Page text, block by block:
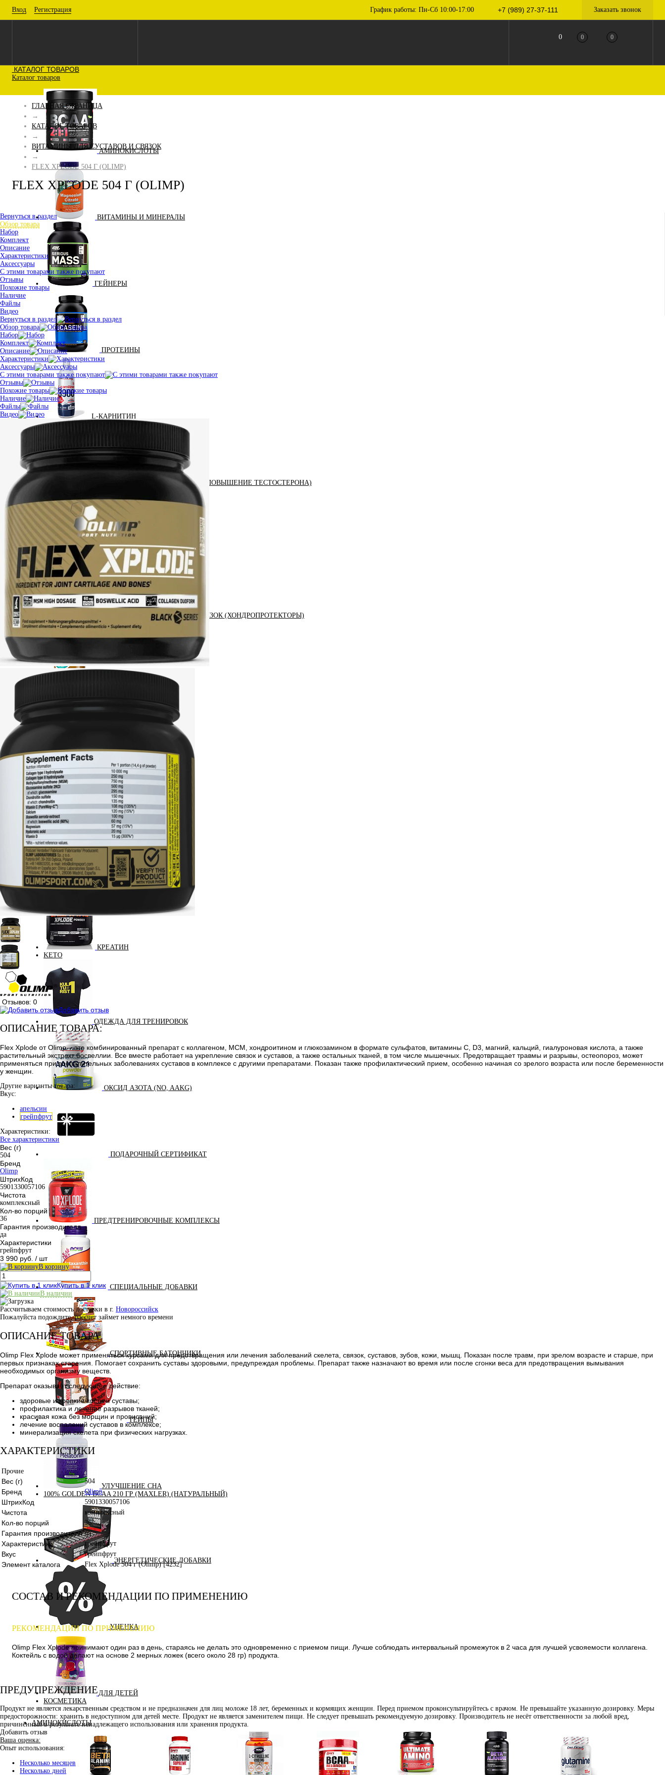
Вход Регистрация График работы: Пн-Сб 10:00-17:00 +7 (989) 27-37-111 Заказать звонок
0 0 0
КАТАЛОГ ТОВАРОВ
Каталог товаров
АМИНОКИСЛОТЫ
ВИТАМИНЫ И МИНЕРАЛЫ
ГЕЙНЕРЫ
ПРОТЕИНЫ
L-КАРНИТИН
АНАБОЛИЧЕСКИЕ КОМПЛЕКСЫ(ПОВЫШЕНИЕ ТЕСТОСТЕРОНА)
АКСЕССУАРЫ
ДОБАВКИ ДЛЯ СУСТАВОВ И СВЯЗОК (ХОНДРОПРОТЕКТОРЫ)
ДИЕТИЧЕСКОЕ ПИТАНИЕ
ЖИРОСЖИГАТЕЛИ
ЗМА (ZMA)
ЗДОРОВЬЕ И ДОЛГОЛЕТИЕ
КРЕАТИН
KETO
ОДЕЖДА ДЛЯ ТРЕНИРОВОК
ОКСИД АЗОТА (NO, AAKG)
ПОДАРОЧНЫЙ СЕРТИФИКАТ
ПРЕДТРЕНИРОВОЧНЫЕ КОМПЛЕКСЫ
СПЕЦИАЛЬНЫЕ ДОБАВКИ
СПОРТИВНЫЕ БАТОНЧИКИ
ТЕЙПЫ
УЛУЧШЕНИЕ СНА
100% GOLDEN BCAA 210 ГР (MAXLER) (НАТУРАЛЬНЫЙ)
ЭНЕРГЕТИЧЕСКИЕ ДОБАВКИ
УЦЕНКА
ДЛЯ ДЕТЕЙ
КОСМЕТИКА
АМИНОКИСЛОТЫ
ГЛАВНАЯ СТРАНИЦА
→
КАТАЛОГ ТОВАРОВ
→
ВИТАМИНЫ ДЛЯ СУСТАВОВ И СВЯЗОК
→
FLEX XPLODE 504 Г (OLIMP)
FLEX XPLODE 504 Г (OLIMP)
Вернуться в раздел
Обзор товара
Набор
Комплект
Описание
Характеристики
Аксессуары
С этими товарами также покупают
Отзывы
Похожие товары
Наличие
Файлы
Видео
Вернуться в раздел
Обзор товара
Набор
Комплект
Описание
Характеристики
Аксессуары
С этими товарами также покупают
Отзывы
Похожие товары
Наличие
Файлы
Видео
Отзывов: 0
Добавить отзыв
ОПИСАНИЕ ТОВАРА:
Flex Xplode от Olimp – это комбинированный препарат с коллагеном, МСМ, хондроитином и глюкозамином в формате сульфатов, витамины С, D3, магний, кальций, гиалуроновая кислота, а также
растительный экстракт босвеллии. Все вместе работает на укрепление связок и суставов, а также остальных тканей, в том числе мышечных. Предотвращает травмы и разрывы, остеопороз, может
применяться при воспалительных заболеваниях суставов в комплексе с другими препаратами. Показан также профилактический прием, особенно начиная со зрелого возраста или после беременности
у женщин.
Другие варианты товара:
Вкус:
апельсин
грейпфрут
Характеристики:
Все характеристики
Вес (г)
504
Бренд
Olimp
ШтрихКод
5901330057106
Чистота
комплексный
Кол-во порций
36
Гарантия производителя
да
Характеристики
грейпфрут
3 990 руб. / шт
В корзину
Купить в 1 клик
В наличии
Рассчитываем стоимость доставки в г. Новороссийск
Пожалуйста подождите, рассчет займет немного времени
ОПИСАНИЕ ТОВАРА
Olimp Flex Xplode может применяться курсами для предотвращения или лечения заболеваний скелета, связок, суставов, зубов, кожи, мышц. Показан после травм, при зрелом возрасте и старше, при
первых признаках старения. Помогает сохранить суставы здоровыми, предупреждая проблемы. Препарат также назначают во время или после сгонки веса для предотвращения вымывания
необходимых организму веществ.
Препарат оказывает следующее действие:
здоровые и крепкие кости и суставы;
профилактика и лечение разрывов тканей;
красивая кожа без морщин и провисаний;
лечение воспалений суставов в комплексе;
минерализация скелета при физических нагрузках.
ХАРАКТЕРИСТИКИ
Прочие
Вес (г) 504
Бренд Olimp
ШтрихКод 5901330057106
Чистота комплексный
Кол-во порций 36
Гарантия производителя да
Характеристики грейпфрут
Вкус грейпфрут
Элемент каталога Flex Xplode 504 г (Olimp) [4232]
СОСТАВ И РЕКОМЕНДАЦИИ ПО ПРИМЕНЕНИЮ
РЕКОМЕНДАЦИИ ПО ПРИМЕНЕНИЮ
Olimp Flex Xplode принимают один раз в день, стараясь не делать это одновременно с приемом пищи. Лучше соблюдать интервальный промежуток в 2 часа для лучшей усвояемости коллагена.
Коктейль с водой делают на основе 2 мерных ложек (всего около 28 гр) продукта.
ПРЕДУПРЕЖДЕНИЕ
Продукт не является лекарственным средством и не предназначен для лиц моложе 18 лет, беременных и кормящих женщин. Перед приемом проконсультируйтесь с врачом. Не превышайте указанную дозировку. Меры
предосторожности: хранить в недоступном для детей месте. Продукт не является заменителем пищи. Не следует превышать рекомендуемую дозировку. Производитель не несёт ответственности за любой вред,
причинённый в результате ненадлежащего использования или хранения продукта.
Добавить отзыв
Ваша оценка:
Опыт использования:
Несколько месяцев
Несколько дней